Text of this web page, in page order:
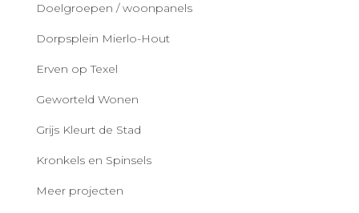
Doelgroepen / woonpanels
Dorpsplein Mierlo-Hout
Erven op Texel
Geworteld Wonen
Grijs Kleurt de Stad
Kronkels en Spinsels
Meer projecten